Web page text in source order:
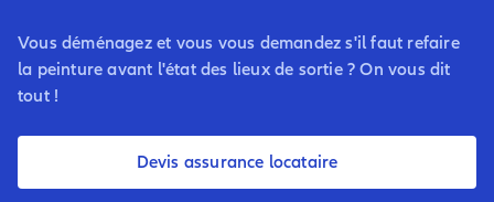
Vous déménagez et vous vous demandez s'il faut refaire
la peinture avant l'état des lieux de sortie ? On vous dit
tout !
Devis assurance locataire